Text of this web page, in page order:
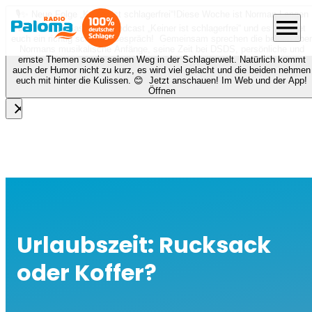
🎙️✨ Neue Folge „Keiner ist schlagerfrei“!
Diese Woche ist Norman Langen
bei Nora zu Gast beim Podcast „Keiner ist schlagerfrei“ und es erwartet
euch ein richtig schönes Gespräch! Gemeinsam sprechen die beiden über
Normans musikalische Anfänge, seine Zeit bei DSDS, persönliche und
ernste Themen sowie seinen Weg in der Schlagerwelt. Natürlich kommt
auch der Humor nicht zu kurz, es wird viel gelacht und die beiden nehmen
euch mit hinter die Kulissen. 😊 Jetzt anschauen! Im Web und der App!
Öffnen
close
menu
Urlaubszeit: Rucksack
oder Koffer?